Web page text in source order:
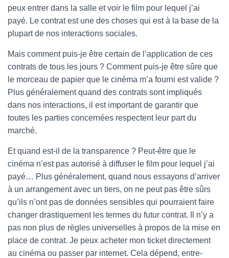
peux entrer dans la salle et voir le film pour lequel j’ai
payé. Le contrat est une des choses qui est à la base de la
plupart de nos interactions sociales.
Mais comment puis-je être certain de l’application de ces
contrats de tous les jours ? Comment puis-je être sûre que
le morceau de papier que le cinéma m’a fourni est valide ?
Plus généralement quand des contrats sont impliqués
dans nos interactions, il est important de garantir que
toutes les parties concernées respectent leur part du
marché.
Et quand est-il de la transparence ? Peut-être que le
cinéma n’est pas autorisé à diffuser le film pour lequel j’ai
payé… Plus généralement, quand nous essayons d’arriver
à un arrangement avec un tiers, on ne peut pas être sûrs
qu’ils n’ont pas de données sensibles qui pourraient faire
changer drastiquement les termes du futur contrat. Il n’y a
pas non plus de règles universelles à propos de la mise en
place de contrat. Je peux acheter mon ticket directement
au cinéma ou passer par internet. Cela dépend, entre-